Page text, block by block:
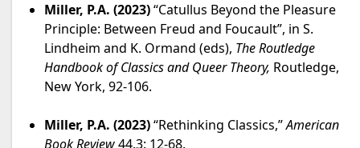
Miller, P.A. (2023)“Catullus Beyond the Pleasure
Principle: Between Freud and Foucault”, in S.
Lindheim and K. Ormand (eds), The Routledge
Handbook of Classics and Queer Theory, Routledge,
New York, 92-106.
Miller, P.A. (2023)“Rethinking Classics,”American
Book Review44.3: 12-68.